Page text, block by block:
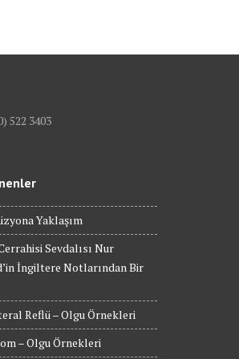
522 3403
Yaklaşım
Sevdalısı Nur
İngiltere Notlarından Bir
Reflü – Olgu Örnekleri
– Olgu Örnekleri